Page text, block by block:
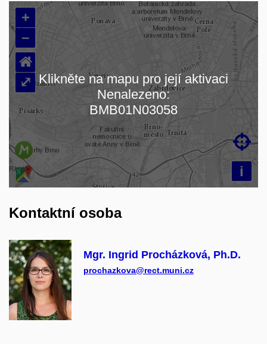
Načítám mapu…
+
–
i

⌂
⤢ Klikněte na mapu pro její aktivaci
Nenalezeno:
BMB01N03058
Kontaktní osoba
Mgr. Ingrid Procházková, Ph.D.
prochazkova@rect.muni.cz